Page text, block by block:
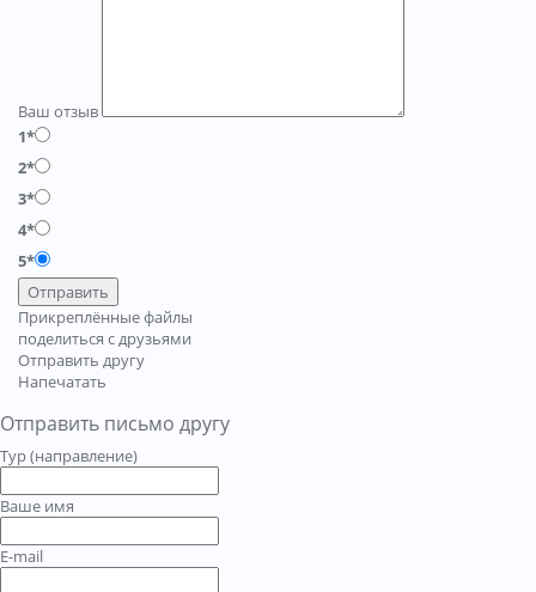
Ваш отзыв
1*
2*
3*
4*
5*
Отправить
Прикреплённые файлы
поделиться с друзьями
Отправить другу
Напечатать
Отправить письмо другу
Тур (направление)
Ваше имя
E-mail